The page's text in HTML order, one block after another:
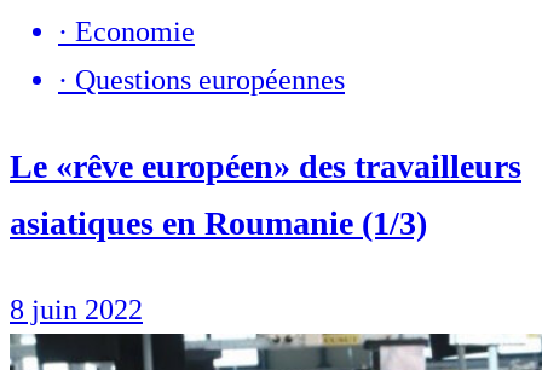
· Economie
· Questions européennes
Le «rêve européen» des travailleurs
asiatiques en Roumanie (1/3)
8 juin 2022